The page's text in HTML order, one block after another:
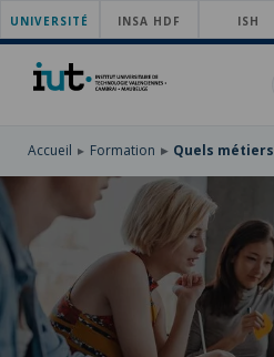
ACCÉDER
AU
MENU
PRINCIPAL
ALLER
AU
CONTENU
ACCÉDER
RECHERCHE
UNIVERSITÉ INSA HDF ISH
Accueil Formation Quels métiers